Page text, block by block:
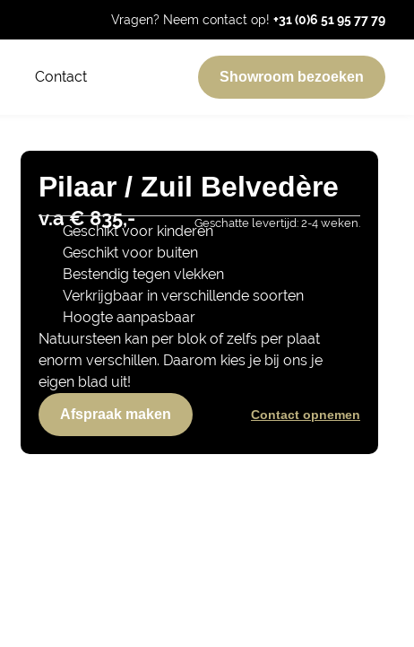
Vragen? Neem contact op! +31 (0)6 51 95 77 79
Contact Showroom bezoeken
Pilaar / Zuil Belvedère
v.a € 835,- Geschatte levertijd: 2-4 weken.
Geschikt voor kinderen
Geschikt voor buiten
Bestendig tegen vlekken
Verkrijgbaar in verschillende soorten
Hoogte aanpasbaar
Natuursteen kan per blok of zelfs per plaat
enorm verschillen. Daarom kies je bij ons je
eigen blad uit!
Afspraak maken Contact opnemen